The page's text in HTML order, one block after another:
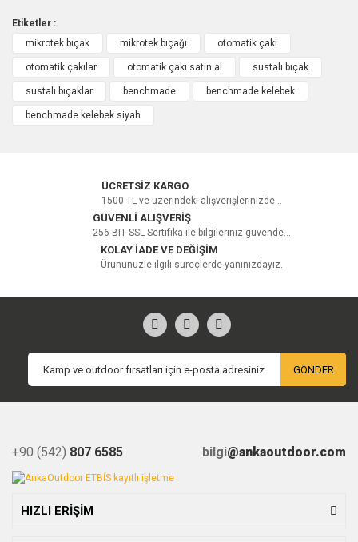
Etiketler :
mikrotek bıçak
mikrotek bıçağı otomatik çakı
otomatik çakılar otomatik çakı satın al sustalı bıçak
sustalı bıçaklar benchmade benchmade kelebek
benchmade kelebek siyah
ÜCRETSİZ KARGO
1500 TL ve üzerindeki alışverişlerinizde...
GÜVENLİ ALIŞVERİŞ
256 BIT SSL Sertifika ile bilgileriniz güvende...
KOLAY İADE VE DEĞİŞİM
Ürününüzle ilgili süreçlerde yanınızdayız.
GÖNDER
+90 (542) 807 6585 bilgi@ankaoutdoor.com
HIZLI ERİŞİM